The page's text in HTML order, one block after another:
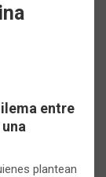
entre
plantean